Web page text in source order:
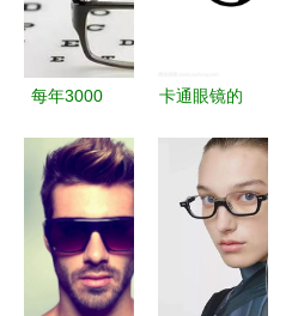
每年3000
质眼镜，你
的眼睛还好
吗？
卡通眼镜的
指南